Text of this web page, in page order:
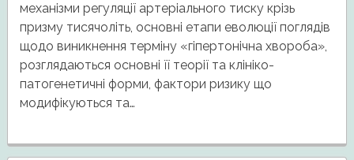
механізми регуляції артеріального тиску крізь
призму тисячоліть, основні етапи еволюції поглядів
щодо виникнення терміну «гіпертонічна хвороба»,
розглядаються основні її теорії та клініко-
патогенетичні форми, фактори ризику що
модифікуються та…